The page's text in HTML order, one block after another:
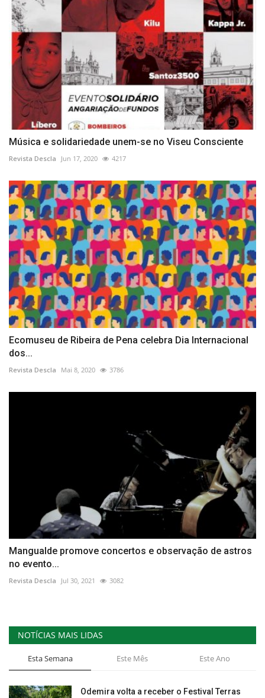
Música e solidariedade unem-se no Viseu Consciente
Revista Descla Jun 17, 2020 4217
Ecomuseu de Ribeira de Pena celebra Dia Internacional
dos...
Revista Descla Mai 8, 2020 3786
Mangualde promove concertos e observação de astros
no evento...
Revista Descla Jul 30, 2021 3082
NOTÍCIAS MAIS LIDAS
Esta Semana Este Mês Este Ano
Odemira volta a receber o Festival Terras